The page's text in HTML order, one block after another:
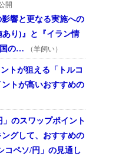
開
響と更なる実施への
り)』と『イラン情
国の…
（羊飼い）
トが狙える「トルコ
トが高いおすすめの
」のスワップポイント
グして、おすすめの
コペソ/円」の見通し